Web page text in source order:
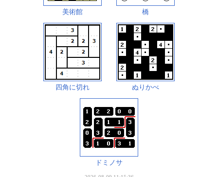
美術館 橋
四角に切れ ぬりかべ
ドミノサ